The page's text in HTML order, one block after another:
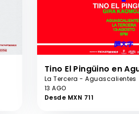
Tino El Pingüino en
La Tercera - Aguascalientes
13 AGO
Desde MXN 711